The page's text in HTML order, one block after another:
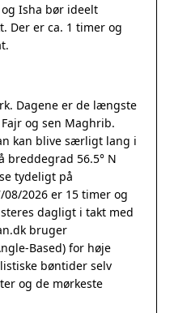
Isha bør ideelt
Der er ca. 1 timer og
Dagene er de længste
og sen Maghrib.
kan blive særligt lang i
breddegrad 56.5° N
tydeligt på
2026 er 15 timer og
dagligt i takt med
bruger
Based) for høje
bøntider selv
og de mørkeste